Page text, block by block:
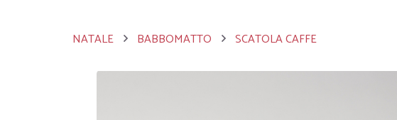
NATALE BABBOMATTO SCATOLA CAFFE